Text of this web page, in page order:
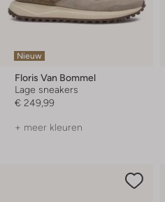
Nieuw
Floris Van Bommel
Lage sneakers
€ 249,99
+ meer kleuren